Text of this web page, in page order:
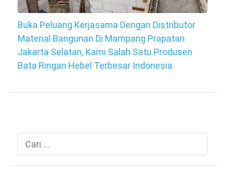
Buka Peluang Kerjasama Dengan Distributor
Material Bangunan Di Mampang Prapatan
Jakarta Selatan, Kami Salah Satu Produsen
Bata Ringan Hebel Terbesar Indonesia
Cari
untuk: